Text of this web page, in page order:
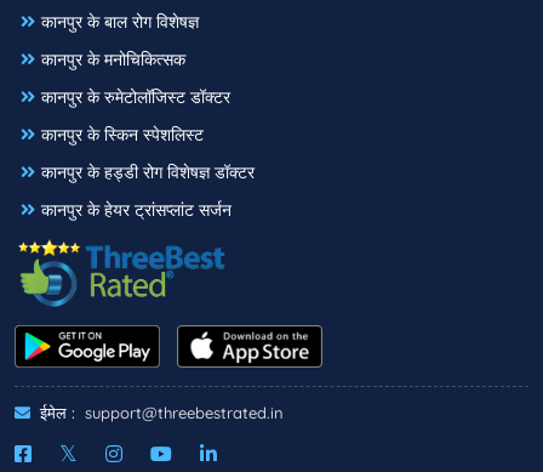
कानपुर के बाल रोग विशेषज्ञ
कानपुर के मनोचिकित्सक
कानपुर के रुमेटोलॉजिस्ट डॉक्टर
कानपुर के स्किन स्पेशलिस्ट
कानपुर के हड्डी रोग विशेषज्ञ डॉक्टर
कानपुर के हेयर ट्रांसप्लांट सर्जन
ईमेल : support@threebestrated.in